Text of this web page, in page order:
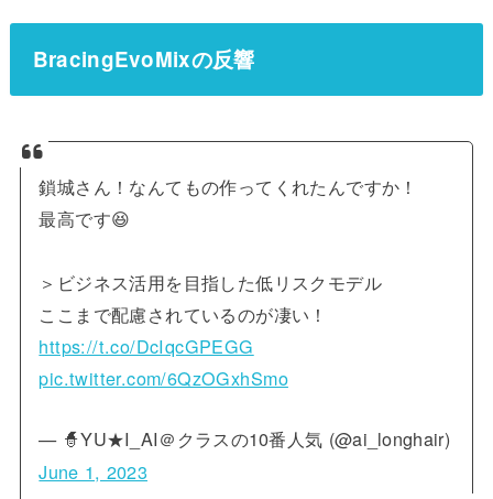
BracingEvoMixの反響
鎖城さん！なんてもの作ってくれたんですか！
最高です😆
＞ビジネス活用を目指した低リスクモデル
ここまで配慮されているのが凄い！
https://t.co/DcIqcGPEGG
pic.twitter.com/6QzOGxhSmo
— 🧙YU★I_AI＠クラスの10番人気 (@ai_longhair)
June 1, 2023